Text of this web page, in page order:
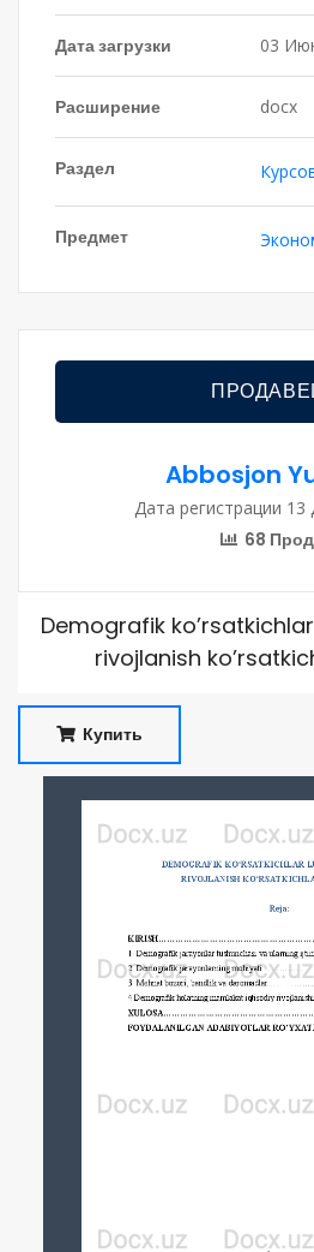
Дата загрузки 03
Расширение docx
Раздел
Предмет
Abbosjon
Дата регистрации 13
68
Demografik
rivojlanish
Купить